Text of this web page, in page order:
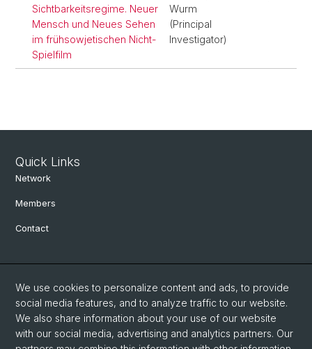
Sichtbarkeitsregime. Neuer
Mensch und Neues Sehen
im frühsowjetischen Nicht-
Spielfilm
Wurm
(Principal
Investigator)
Quick Links
Network
Members
Contact
Bluesky
Linkedin
We use cookies to personalize content and ads, to provide
social media features, and to analyze traffic to our website.
We also share information about your use of our website
with our social media, advertising and analytics partners. Our